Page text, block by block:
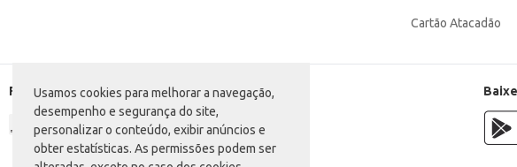
Usamos cookies para melhorar a navegação,
desempenho e segurança do site,
personalizar o conteúdo, exibir anúncios e
obter estatísticas. As permissões podem ser
Cartão Atacadão
Formas de pagamento